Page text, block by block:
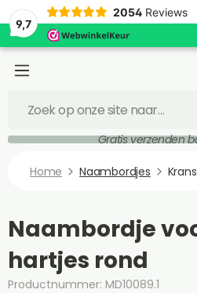
9,7
2054 Reviews
Gratis verzenden
Home Naambordjes
Naambordje
hartjes rond
Productnummer: MD10089.1